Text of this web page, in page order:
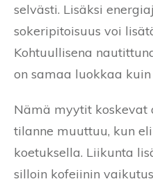
selvästi. Lisäksi
sokeripitoisuus voi
Kohtuullisena
on samaa luokkaa
Nämä myytit koskevat
tilanne muuttuu, kun
koetuksella. Liikunta
silloin kofeiinin